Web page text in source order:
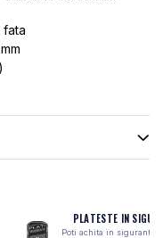
fata
PLATESTE IN
Poti achita in siguranta